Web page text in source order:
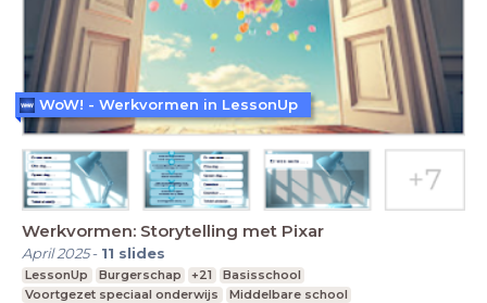
Werkvormen: Storytelling met Pixar
April 2025- 11 slides
LessonUp Burgerschap +21
Basisschool
Voortgezet speciaal onderwijs
Middelbare school
WoW! - Werkvormen in LessonUp